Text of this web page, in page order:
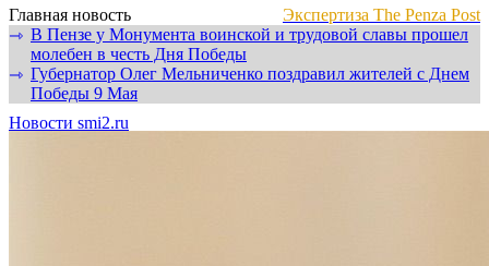
Главная новость
Экспертиза The Penza Post
⇾ В Пензе у Монумента воинской и трудовой славы прошел
молебен в честь Дня Победы
⇾ Губернатор Олег Мельниченко поздравил жителей с Днем
Победы 9 Мая
Новости smi2.ru